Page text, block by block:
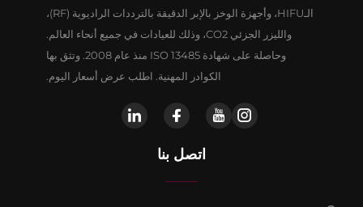
الـHIFU، وأجهزة الوخز بالإبر الدقيقة بالترددات الراديوية (RF)،
والليزر الجزئي CO2، وذلك للعيادات في جميع أنحاء العالم.
وحاصلة على شهادة ISO 13485 منذ عام 2008. وتثق بها
الكوادر المهنية. اطلب عرض أسعار اليوم.
اتصل بنا